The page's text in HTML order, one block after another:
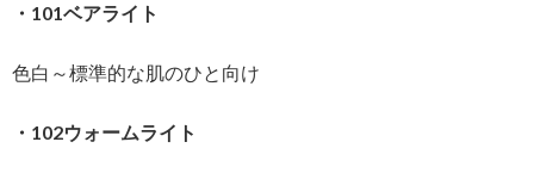
・101ベアライト
色白～標準的な肌のひと向け
・102ウォームライト